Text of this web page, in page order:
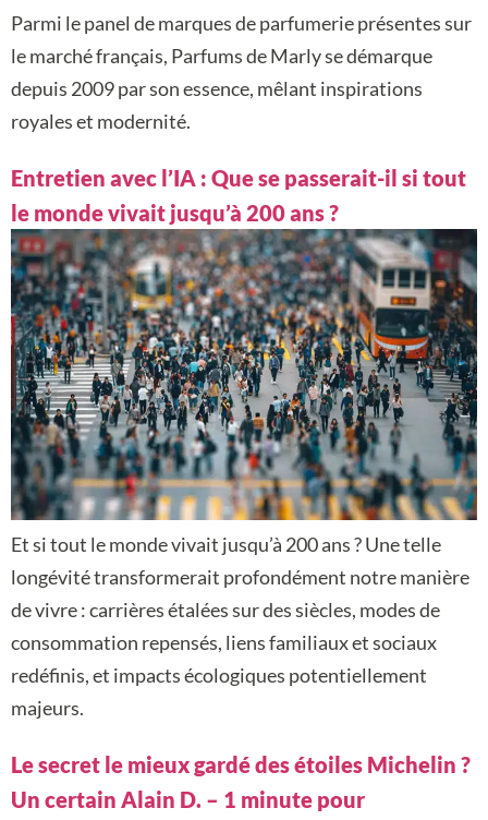
Parmi le panel de marques de parfumerie présentes sur
le marché français, Parfums de Marly se démarque
depuis 2009 par son essence, mêlant inspirations
royales et modernité.
Entretien avec l’IA : Que se passerait-il si tout
le monde vivait jusqu’à 200 ans ?
Et si tout le monde vivait jusqu’à 200 ans ? Une telle
longévité transformerait profondément notre manière
de vivre : carrières étalées sur des siècles, modes de
consommation repensés, liens familiaux et sociaux
redéfinis, et impacts écologiques potentiellement
majeurs.
Le secret le mieux gardé des étoiles Michelin ?
Un certain Alain D. – 1 minute pour